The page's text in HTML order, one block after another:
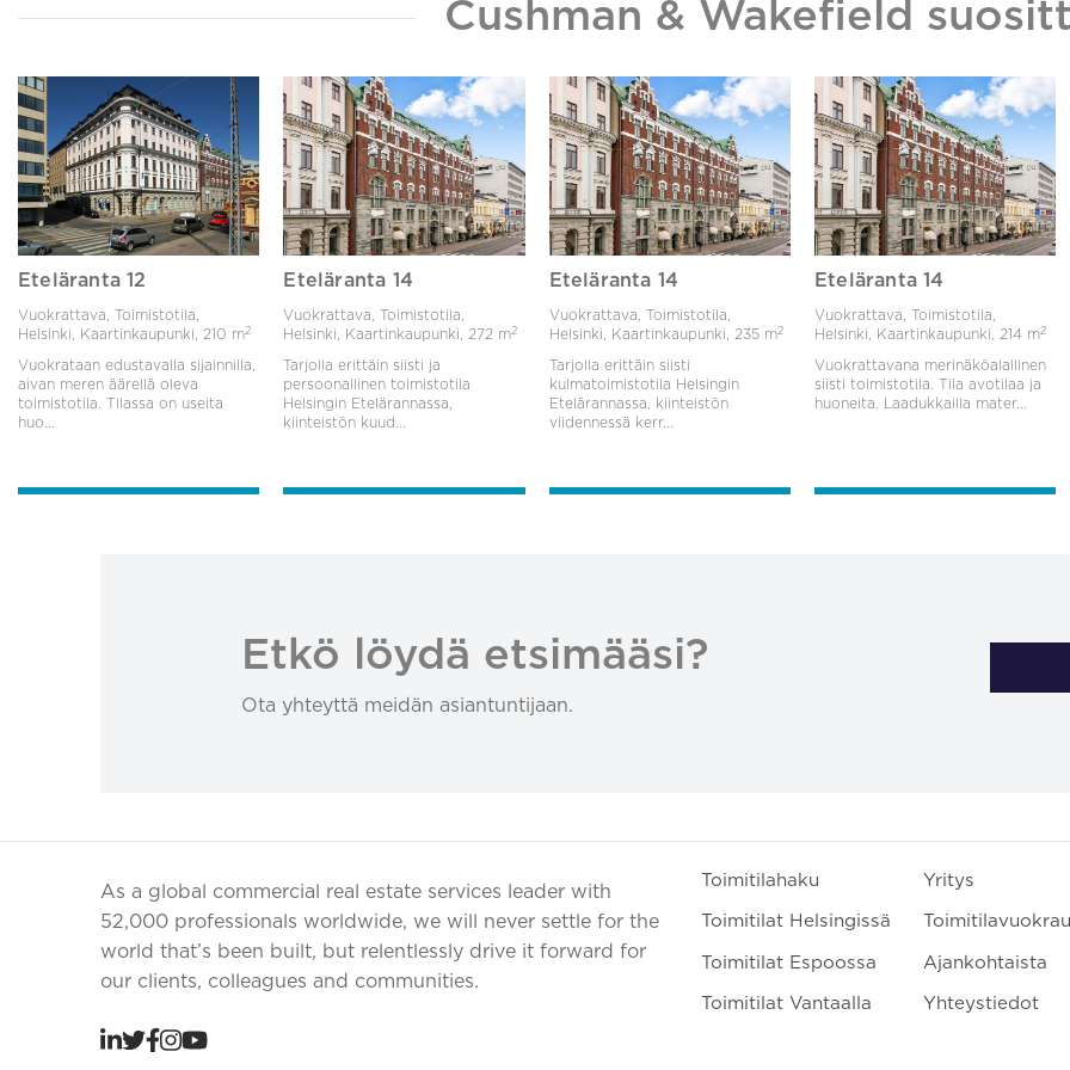
Cushman & Wakefield
Eteläranta 12
Vuokrattava, Toimistotila,
Helsinki, Kaartinkaupunki, 210 m2
Vuokrataan edustavalla sijainnilla,
aivan meren äärellä oleva
toimistotila. Tilassa on useita
huo...
Eteläranta 14
Vuokrattava, Toimistotila,
Helsinki, Kaartinkaupunki, 272 m2
Tarjolla erittäin siisti ja
persoonallinen toimistotila
Helsingin Etelärannassa,
kiinteistön kuud...
Eteläranta 14
Vuokrattava, Toimistotila,
Helsinki, Kaartinkaupunki,
235 m2
Tarjolla erittäin siisti
kulmatoimistotila Helsingin
Etelärannassa, kiinteistön
viidennessä kerr...
Eteläranta 14
Vuokrattava, Toimistotila,
Helsinki, Kaartinkaupunki, 214 m2
Vuokrattavana merinäköalallinen
siisti toimistotila. Tila avotilaa ja
huoneita. Laadukkailla mater...
Etkö löydä etsimääsi?
Ota yhteyttä meidän asiantuntijaan.
As a global commercial real estate services leader with
52,000 professionals worldwide, we will never settle for the
world that’s been built, but relentlessly drive it forward for
our clients, colleagues and communities.
Toimitilahaku
Toimitilat Helsingissä
Toimitilat Espoossa
Toimitilat Vantaalla
Yritys
Ajankohtaista
Yhteystiedot